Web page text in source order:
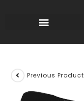
Previous Product